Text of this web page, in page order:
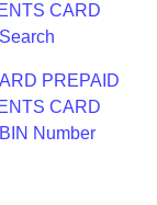
CARD
PREPAID
CARD
Number